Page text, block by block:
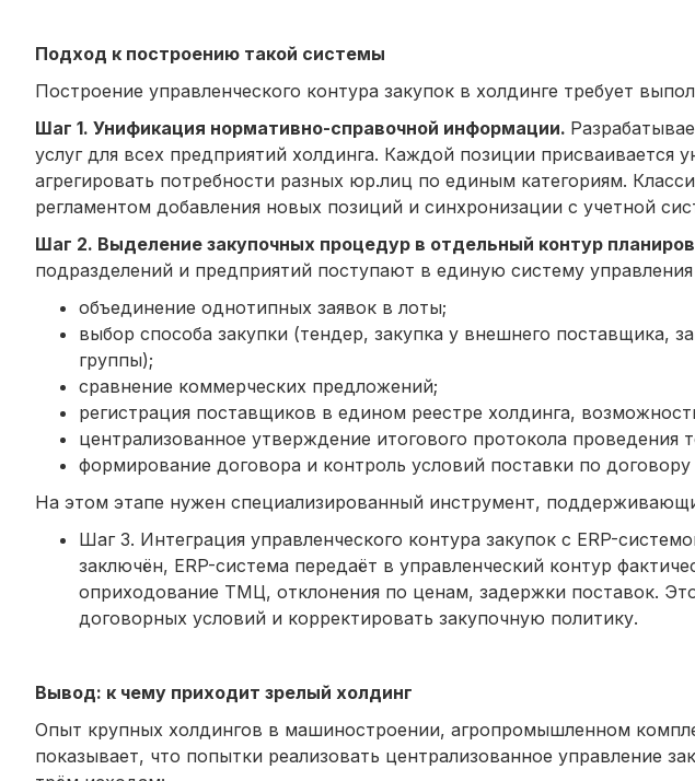
Подход к построению такой системы
Построение управленческого контура закупок в холдинге требует
Шаг 1. Унификация нормативно-справочной информации.
услуг для всех предприятий холдинга. Каждой позиции присваивается
агрегировать потребности разных юр.лиц по единым категориям.
регламентом добавления новых позиций и синхронизации с учетной
Шаг 2. Выделение закупочных процедур в отдельный контур
подразделений и предприятий поступают в единую систему
объединение однотипных заявок в лоты;
выбор способа закупки (тендер, закупка у внешнего поставщика,
группы);
сравнение коммерческих предложений;
регистрация поставщиков в едином реестре холдинга,
централизованное утверждение итогового протокола проведения
формирование договора и контроль условий поставки по договору
На этом этапе нужен специализированный инструмент,
Шаг 3. Интеграция управленческого контура закупок с ERP-
заключён, ERP-система передаёт в управленческий контур
оприходование ТМЦ, отклонения по ценам, задержки поставок.
договорных условий и корректировать закупочную политику.
Вывод: к чему приходит зрелый холдинг
Опыт крупных холдингов в машиностроении, агропромышленном
показывает, что попытки реализовать централизованное управление